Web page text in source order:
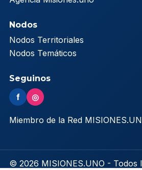
Nodos
Nodos Territoriales
Nodos Temáticos
Seguinos
f ◎
Miembro de la Red
© 2026 MISIONES.UNO - Todos